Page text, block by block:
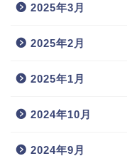
2025年3月
2025年2月
2025年1月
2024年10月
2024年9月